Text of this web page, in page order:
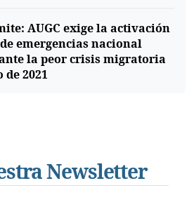
AUGC exige la activación
emergencias nacional
la peor crisis migratoria
de 2021
Newsletter